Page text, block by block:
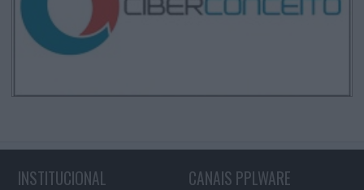
INSTITUCIONAL CANAIS PPLWARE